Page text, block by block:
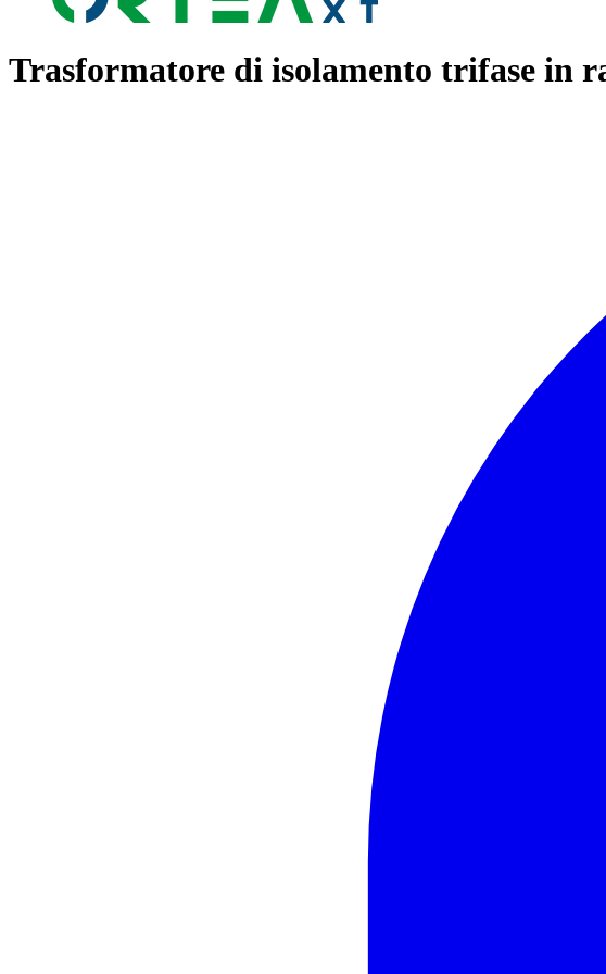
Trasformatore di isolamento trifase in